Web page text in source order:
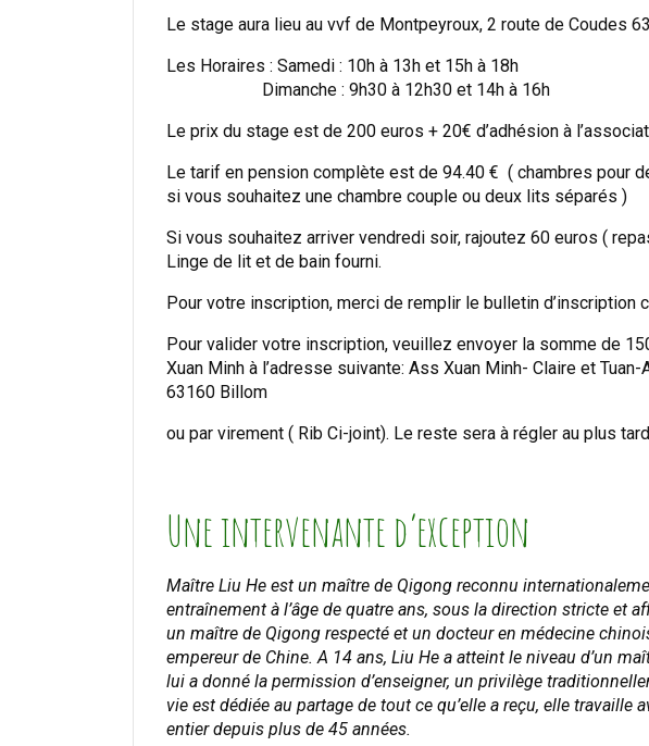
Le stage aura lieu au vvf de Montpeyroux, 2 route de Coudes
Les Horaires : Samedi : 10h à 13h et 15h à 18h
Dimanche : 9h30 à 12h30 et 14h à 16h
Le prix du stage est de 200 euros + 20€ d’adhésion à
Le tarif en pension complète est de 94.40 € ( chambres pour
si vous souhaitez une chambre couple ou deux lits séparés )
Si vous souhaitez arriver vendredi soir, rajoutez 60 euros (
Linge de lit et de bain fourni.
Pour votre inscription, merci de remplir le bulletin d’inscription
Pour valider votre inscription, veuillez envoyer la somme de
Xuan Minh à l’adresse suivante: Ass Xuan Minh- Claire et Tuan-
63160 Billom
ou par virement ( Rib Ci-joint). Le reste sera à régler au plus
Une intervenante d’exception
Maître Liu He est un maître de Qigong reconnu
entraînement à l’âge de quatre ans, sous la direction stricte et
un maître de Qigong respecté et un docteur en médecine
empereur de Chine. A 14 ans, Liu He a atteint le niveau d’un
lui a donné la permission d’enseigner, un privilège
vie est dédiée au partage de tout ce qu’elle a reçu, elle travaille
entier depuis plus de 45 années.